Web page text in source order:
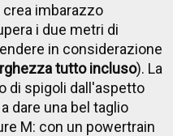
imbarazzo
i due metri di
in considerazione
tutto incluso). La
di spigoli dall'aspetto
dare una bel taglio
M: con un powertrain